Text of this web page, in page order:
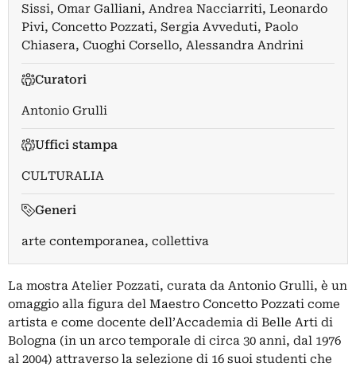
Sissi, Omar Galliani, Andrea Nacciarriti, Leonardo
Pivi, Concetto Pozzati, Sergia Avveduti, Paolo
Chiasera, Cuoghi Corsello, Alessandra Andrini
Curatori
Antonio Grulli
Uffici stampa
CULTURALIA
Generi
arte contemporanea, collettiva
La mostra Atelier Pozzati, curata da Antonio Grulli, è un
omaggio alla figura del Maestro Concetto Pozzati come
artista e come docente dell’Accademia di Belle Arti di
Bologna (in un arco temporale di circa 30 anni, dal 1976
al 2004) attraverso la selezione di 16 suoi studenti che